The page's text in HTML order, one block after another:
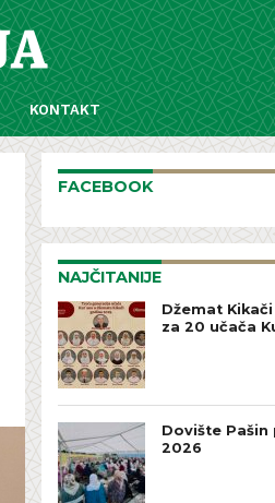
KONTAKT
FACEBOOK
NAJČITANIJE
Džemat
za 20 učača
Dovište Pašin
2026